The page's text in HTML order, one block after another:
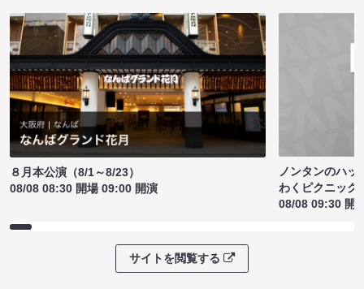
８月本公演（8/1～8/23）
08/08 08:30 開場 09:00 開演
ノンタンのハッ
わくピクニック
08/08 09:30 開
サイトを閲覧する